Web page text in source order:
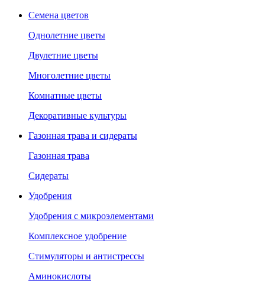
Семена цветов
Однолетние цветы
Двулетние цветы
Многолетние цветы
Комнатные цветы
Декоративные культуры
Газонная трава и сидераты
Газонная трава
Сидераты
Удобрения
Удобрения с микроэлементами
Комплексное удобрение
Стимуляторы и антистрессы
Аминокислоты